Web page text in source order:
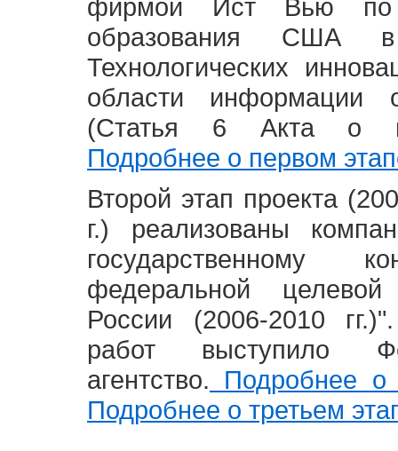
фирмой Ист Вью по
образования США
Технологических
области информации
(Статья 6 Акта о
Подробнее о первом
Второй этап проекта
г.) реализованы
государственному
федеральной
России (2006-2010
работ выступило
агентство. Подробнее о
Подробнее о третьем